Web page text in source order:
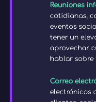
Reuniones
cotidianas,
eventos
tener un
aprovechar
hablar sobre
Correo
electrónicos